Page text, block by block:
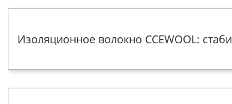
Изоляционное волокно CCEWOOL: